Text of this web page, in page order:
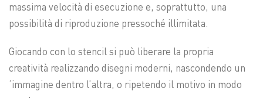
massima velocità di esecuzione e, soprattutto, una
possibilità di riproduzione pressoché illimitata.
Giocando con lo stencil si può liberare la propria
creatività realizzando disegni moderni, nascondendo un
‘immagine dentro l’altra, o ripetendo il motivo in modo